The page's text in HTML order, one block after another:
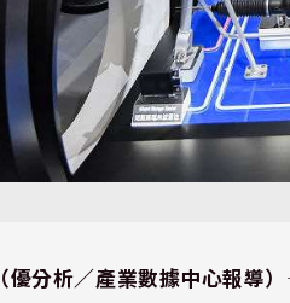
分析／產業數據中心報導）